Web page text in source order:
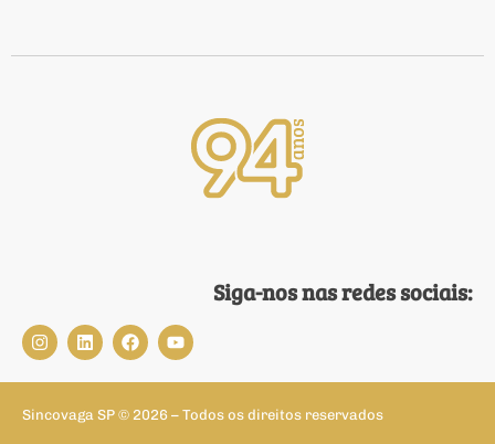
Siga-nos nas redes sociais:
Sincovaga SP © 2026 – Todos os direitos reservados